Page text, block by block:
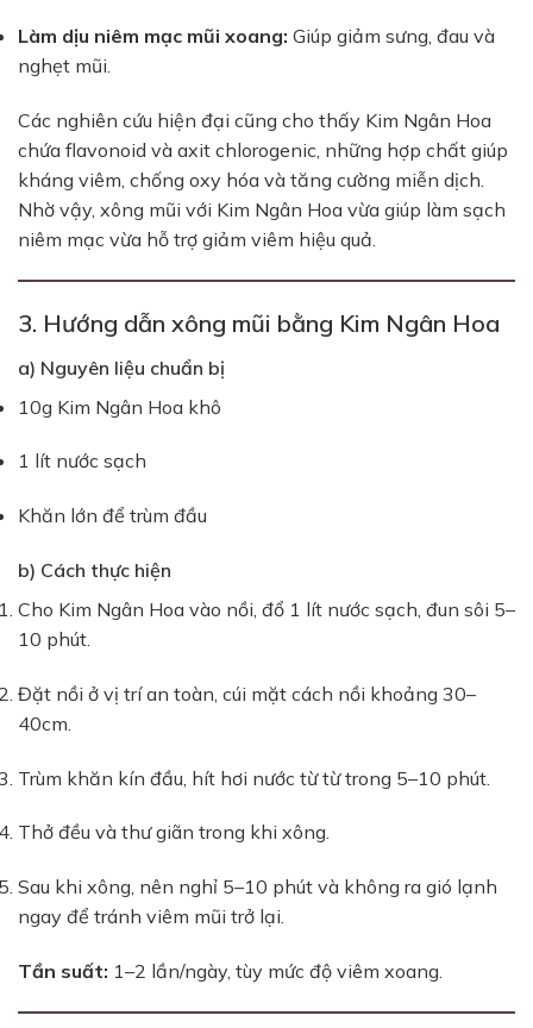
Làm dịu niêm mạc mũi xoang: Giúp giảm sưng, đau và
nghẹt mũi.
Các nghiên cứu hiện đại cũng cho thấy Kim Ngân Hoa
chứa flavonoid và axit chlorogenic, những hợp chất giúp
kháng viêm, chống oxy hóa và tăng cường miễn dịch.
Nhờ vậy, xông mũi với Kim Ngân Hoa vừa giúp làm sạch
niêm mạc vừa hỗ trợ giảm viêm hiệu quả.
3. Hướng dẫn xông mũi bằng Kim Ngân Hoa
a) Nguyên liệu chuẩn bị
10g Kim Ngân Hoa khô
1 lít nước sạch
Khăn lớn để trùm đầu
b) Cách thực hiện
Cho Kim Ngân Hoa vào nồi, đổ 1 lít nước sạch, đun sôi 5–
10 phút.
Đặt nồi ở vị trí an toàn, cúi mặt cách nồi khoảng 30–
40cm.
Trùm khăn kín đầu, hít hơi nước từ từ trong 5–10 phút.
Thở đều và thư giãn trong khi xông.
Sau khi xông, nên nghỉ 5–10 phút và không ra gió lạnh
ngay để tránh viêm mũi trở lại.
Tần suất: 1–2 lần/ngày, tùy mức độ viêm xoang.